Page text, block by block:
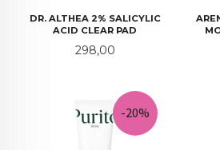
DR. ALTHEA 2% SALICYLIC
ACID CLEAR PAD
Pris
298,00
-20%